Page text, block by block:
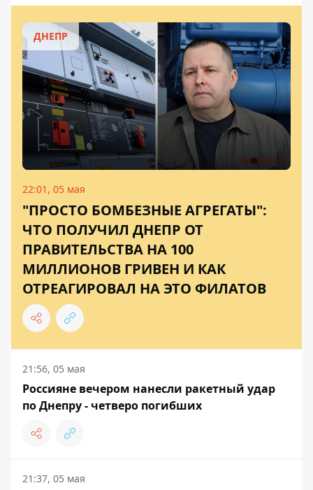
ДНЕПР
22:01, 05 мая
"ПРОСТО БОМБЕЗНЫЕ АГРЕГАТЫ":
ЧТО ПОЛУЧИЛ ДНЕПР ОТ
ПРАВИТЕЛЬСТВА НА 100
МИЛЛИОНОВ ГРИВЕН И КАК
ОТРЕАГИРОВАЛ НА ЭТО ФИЛАТОВ
21:56, 05 мая
Россияне вечером нанесли ракетный удар
по Днепру - четверо погибших
21:37, 05 мая